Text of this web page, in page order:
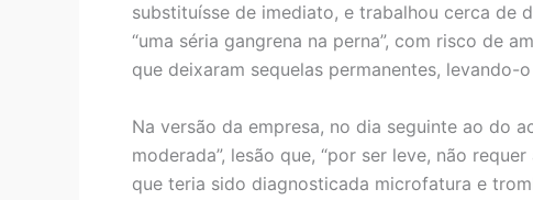
substituísse de imediato, e trabalhou cerca de
“uma séria gangrena na perna”, com risco de
que deixaram sequelas permanentes, levando-
Na versão da empresa, no dia seguinte ao do
moderada”, lesão que, “por ser leve, não
que teria sido diagnosticada microfatura e